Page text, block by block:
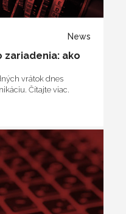
News
zariadenia: ako
vrátok dnes
Čítajte viac.